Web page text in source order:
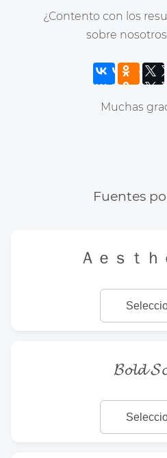
¿Contento con los
sobre
Muchas
Fuentes
Ａｅｓｔｈ
𝓑𝓸𝓵𝓭